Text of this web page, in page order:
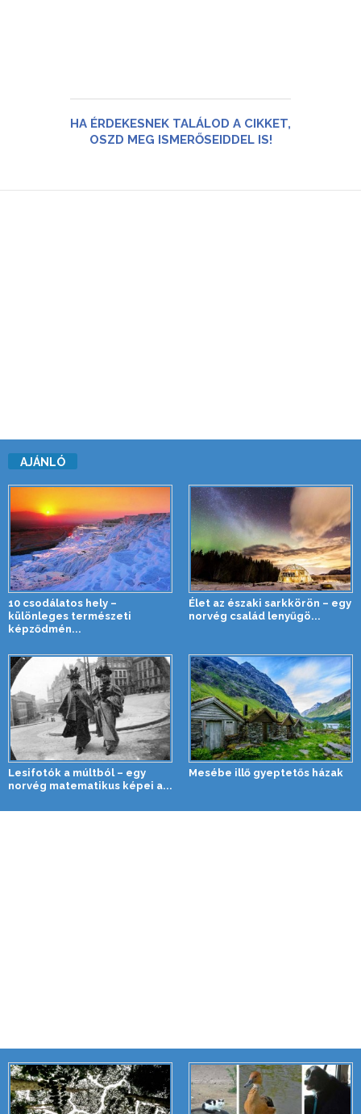
HA ÉRDEKESNEK TALÁLOD A CIKKET,
OSZD MEG ISMERŐSEIDDEL IS!
AJÁNLÓ
10 csodálatos hely –
különleges természeti
képződmén...
Élet az északi sarkkörön – egy
norvég család lenyűgö...
Lesifotók a múltból – egy
norvég matematikus képei a...
Mesébe illő gyeptetős házak